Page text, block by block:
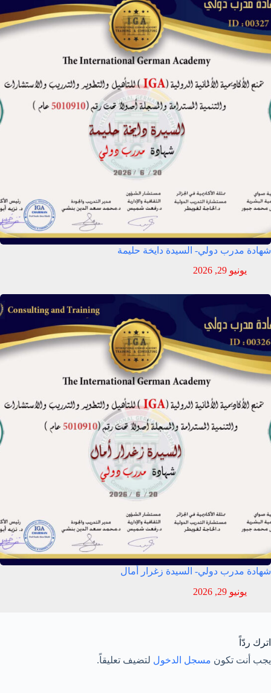
شهادة مدرب دولي- السيدة دايخة حليمة
يونيو 29, 2026
شهادة مدرب دولي- السيدة زغرار أمال
يونيو 29, 2026
اترك ردّاً
يجب أنت تكون مسجل الدخول لتضيف تعليقاً.